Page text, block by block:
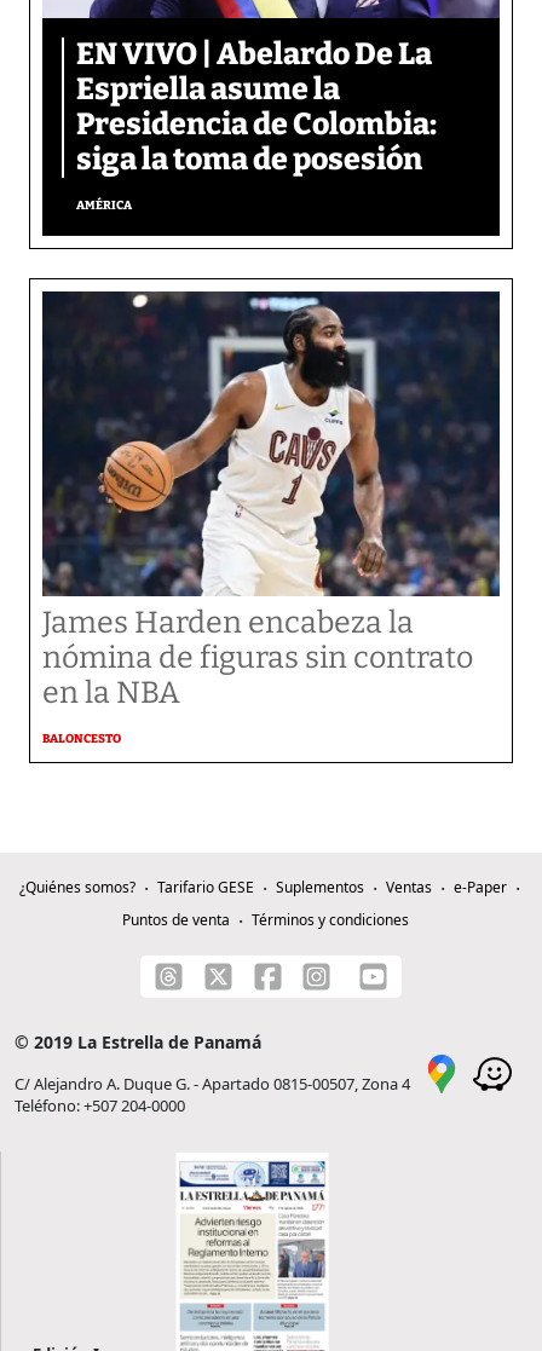
EN VIVO | Abelardo De La
Espriella asume la
Presidencia de Colombia:
siga la toma de posesión
AMÉRICA
James Harden encabeza la
nómina de figuras sin contrato
en la NBA
BALONCESTO
¿Quiénes somos? Tarifario GESE Suplementos Ventas
e-Paper
Puntos de venta
Términos y condiciones
© 2019 La Estrella de Panamá
C/ Alejandro A. Duque G. - Apartado 0815-00507, Zona 4
Teléfono: +507 204-0000